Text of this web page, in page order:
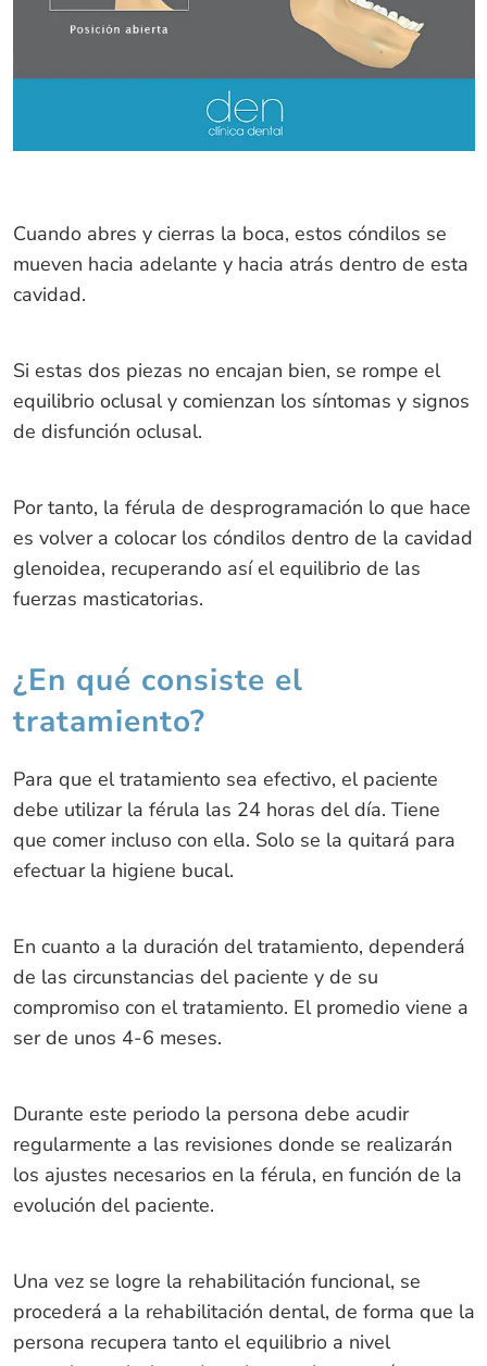
Cuando abres y cierras la boca, estos cóndilos se
mueven hacia adelante y hacia atrás dentro de esta
cavidad.
Si estas dos piezas no encajan bien, se rompe el
equilibrio oclusal y comienzan los síntomas y signos
de disfunción oclusal.
Por tanto, la férula de desprogramación lo que hace
es volver a colocar los cóndilos dentro de la cavidad
glenoidea, recuperando así el equilibrio de las
fuerzas masticatorias.
¿En qué consiste el
tratamiento?
Para que el tratamiento sea efectivo, el paciente
debe utilizar la férula las 24 horas del día. Tiene
que comer incluso con ella. Solo se la quitará para
efectuar la higiene bucal.
En cuanto a la duración del tratamiento, dependerá
de las circunstancias del paciente y de su
compromiso con el tratamiento. El promedio viene a
ser de unos 4-6 meses.
Durante este periodo la persona debe acudir
regularmente a las revisiones donde se realizarán
los ajustes necesarios en la férula, en función de la
evolución del paciente.
Una vez se logre la rehabilitación funcional, se
procederá a la rehabilitación dental, de forma que la
persona recupera tanto el equilibrio a nivel